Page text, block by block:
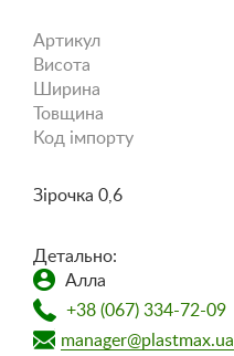
Артикул
Висота
Ширина
Товщина
Код імпорту
Зірочка 0,6
Детально:
Алла
+38 (067) 334-72-09
manager@plastmax.ua